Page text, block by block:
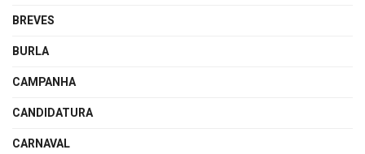
BREVES
BURLA
CAMPANHA
CANDIDATURA
CARNAVAL